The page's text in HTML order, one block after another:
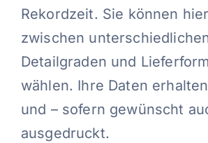
Rekordzeit. Sie können
zwischen
Detailgraden und
wählen. Ihre Daten
und – sofern gewünscht
ausgedruckt.